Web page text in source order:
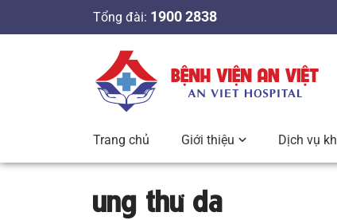
n
Tổng đài: 1900 2838
Trang chủ Giới thiệu Dịch vụ
ung thư da